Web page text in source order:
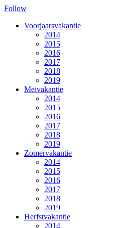
Follow
Voorjaarsvakantie
2014
2015
2016
2017
2018
2019
Meivakantie
2014
2015
2016
2017
2018
2019
Zomervakantie
2014
2015
2016
2017
2018
2019
Herfstvakantie
2014